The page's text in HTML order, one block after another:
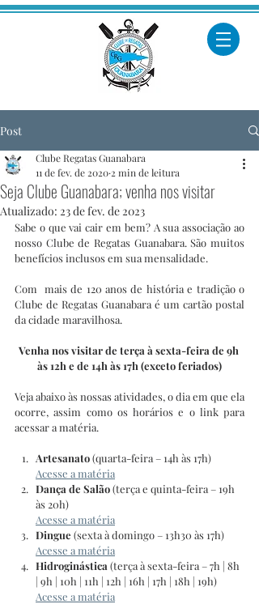
Post
Seja Clube Guanabara; venha nos visitar
Clube Regatas Guanabara
11 de fev. de 2020 2 min de leitura
Atualizado: 23 de fev. de 2023
Sabe o que vai cair em bem? A sua associação ao
nosso Clube de Regatas Guanabara. São muitos
benefícios inclusos em sua mensalidade.
Com  mais de 120 anos de história e tradição o
Clube de Regatas Guanabara é um cartão postal
da cidade maravilhosa.
Venha nos visitar de terça à sexta-feira de 9h
às 12h e de 14h às 17h (exceto feriados)
Veja abaixo às nossas atividades, o dia em que ela
ocorre, assim como os horários e o link para
acessar a matéria.
Artesanato (quarta-feira – 14h às 17h)
Acesse a matéria
Dança de Salão (terça e quinta-feira – 19h
às 20h)
Acesse a matéria
Dingue (sexta à domingo – 13h30 às 17h)
Acesse a matéria
Hidroginástica (terça à sexta-feira – 7h | 8h
| 9h | 10h | 11h | 12h | 16h | 17h | 18h | 19h)
Acesse a matéria